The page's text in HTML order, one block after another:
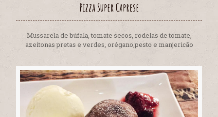
Pizza Super Caprese
Mussarela de búfala, tomate secos, rodelas de tomate,
azeitonas pretas e verdes, orégano,pesto e manjericão